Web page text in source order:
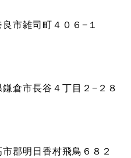
市雑司町４０６−１
倉市長谷４丁目２−２８
郡明日香村飛鳥６８２